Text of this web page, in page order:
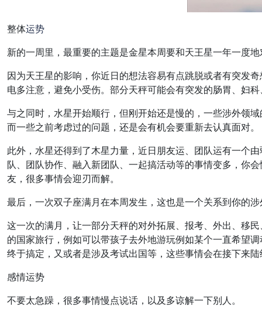
整体运势
新的一周里，最重要的主题是金星本周要和天王星一年一度
因为天王星的影响，你近日的想法容易有点跳脱或者有突发
电多注意，避免小受伤。部分天秤可能会有突发的肠胃、妇
与之同时，水星开始顺行，但刚开始还是慢的，一些涉外领
而一些之前考虑过的问题，还是会有机会要重新去认真面对。
此外，水星还得到了木星力量，近日朋友运、团队运有一个
队、团队协作、融入新团队、一起搞活动等的事情变多，你
友，很多事情会迎刃而解。
最后，一次双子座满月在本周发生，这也是一个关系到你的
这一次的满月，让一部分天秤的对外拓展、报考、外出、移
的国家旅行，例如可以带孩子去外地游玩例如某个一直希望
终于搞定，又或者是涉及考试出国等，这些事情会在接下来
感情运势
不要太急躁，很多事情慢点说话，以及多谅解一下别人。